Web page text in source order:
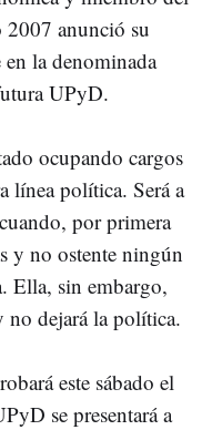
2007 anunció su
en la denominada
UPyD.
ocupando cargos
línea política. Será a
por primera
y no ostente ningún
Ella, sin embargo,
no dejará la política.
este sábado el
se presentará a